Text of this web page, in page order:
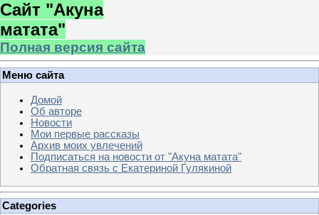
Сайт "Акуна
матата"
Полная версия сайта
Меню сайта
Домой
Об авторе
Новости
Мои первые рассказы
Архив моих увлечений
Подписаться на новости от "Акуна матата"
Обратная связь с Екатериной Гулякиной
Categories